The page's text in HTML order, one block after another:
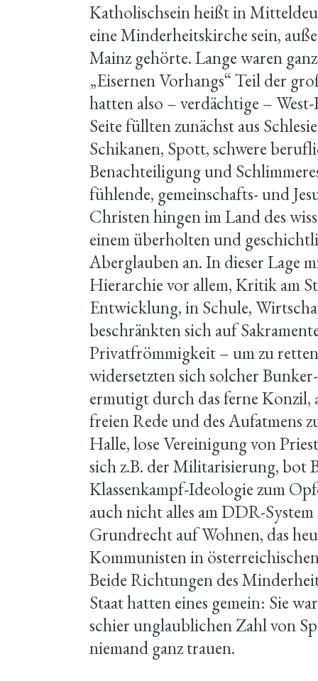
Katholischsein heißt in
eine Minderheitskirche sein,
Mainz gehörte. Lange waren
„Eisernen Vorhangs“ Teil der
hatten also – verdächtige –
Seite füllten zunächst aus
Schikanen, Spott, schwere
Benachteiligung und
fühlende, gemeinschafts- und
Christen hingen im Land des
einem überholten und
Aberglauben an. In dieser Lage
Hierarchie vor allem, Kritik am
Entwicklung, in Schule,
beschränkten sich auf
Privatfrömmigkeit – um zu
widersetzten sich solcher
ermutigt durch das ferne
freien Rede und des Aufatmens
Halle, lose Vereinigung von
sich z.B. der Militarisierung, bot
Klassenkampf-Ideologie zum
auch nicht alles am DDR-System
Grundrecht auf Wohnen, das
Kommunisten in
Beide Richtungen des
Staat hatten eines gemein: Sie
schier unglaublichen Zahl von
niemand ganz trauen.